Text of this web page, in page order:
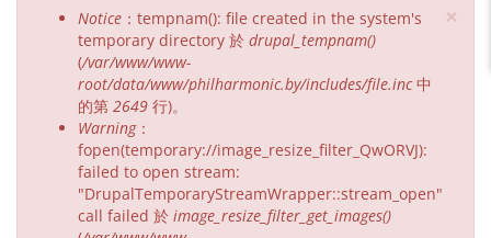
×
Notice ：tempnam(): file created in the system's
temporary directory 於 drupal_tempnam()
(/var/www/www-
root/data/www/philharmonic.by/includes/file.inc中
的第 2649 行)。
Warning：
fopen(temporary://image_resize_filter_QwORVJ):
failed to open stream:
"DrupalTemporaryStreamWrapper::stream_open"
call failed 於 image_resize_filter_get_images()